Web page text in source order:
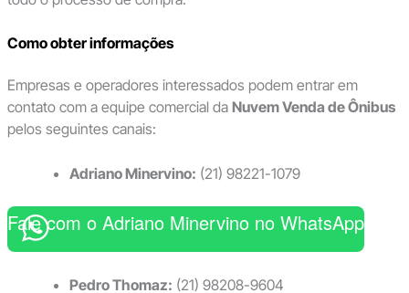
Como obter informações
Empresas e operadores interessados podem entrar em
contato com a equipe comercial da Nuvem Venda de Ônibus
pelos seguintes canais:
Adriano Minervino: (21) 98221-1079
Fale com o Adriano Minervino no WhatsApp
Pedro Thomaz: (21) 98208-9604